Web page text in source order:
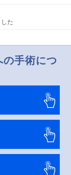
た
手術につ